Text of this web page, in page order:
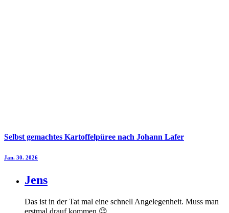
Selbst gemachtes Kartoffelpüree nach Johann Lafer
Jan. 30. 2026
Jens
Das ist in der Tat mal eine schnell Angelegenheit. Muss man
erstmal drauf kommen 😉